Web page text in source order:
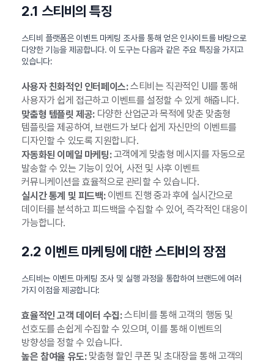
2.1 스티비의 특징
스티비 플랫폼은 이벤트 마케팅 조사를 통해 얻은 인사이트를 바탕으로
다양한 기능을 제공합니다. 이 도구는 다음과 같은 주요 특징을 가지고
있습니다:
사용자 친화적인 인터페이스:스티비는 직관적인 UI를 통해
사용자가 쉽게 접근하고 이벤트를 설정할 수 있게 해줍니다.
맞춤형 템플릿 제공:다양한 산업군과 목적에 맞춘 맞춤형
템플릿을 제공하여, 브랜드가 보다 쉽게 자신만의 이벤트를
디자인할 수 있도록 지원합니다.
자동화된 이메일 마케팅:고객에게 맞춤형 메시지를 자동으로
발송할 수 있는 기능이 있어, 사전 및 사후 이벤트
커뮤니케이션을 효율적으로 관리할 수 있습니다.
실시간 통계 및 피드백:이벤트 진행 중과 후에 실시간으로
데이터를 분석하고 피드백을 수집할 수 있어, 즉각적인 대응이
가능합니다.
2.2 이벤트 마케팅에 대한 스티비의 장점
스티비는 이벤트 마케팅 조사 및 실행 과정을 통합하여 브랜드에 여러
가지 이점을 제공합니다:
효율적인 고객 데이터 수집:스티비를 통해 고객의 행동 및
선호도를 손쉽게 수집할 수 있으며, 이를 통해 이벤트의
방향성을 정할 수 있습니다.
높은 참여율 유도:맞춤형 할인 쿠폰 및 초대장을 통해 고객의